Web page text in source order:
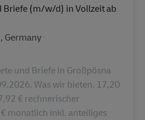
Briefe (m/w/d) in Vollzeit ab
Germany
und Briefe in Großpösna
Was wir bieten. 17,20
€ rechnerischer
monatlich inkl. anteiliges